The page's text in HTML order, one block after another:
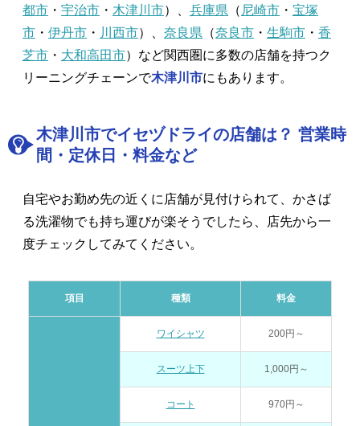
都市 ・ 宇治市 ・ 木津川市）、 兵庫県 （ 尼崎市 ・ 宝塚
市 ・ 伊丹市 ・ 川西市）、 奈良県 （奈良市 ・ 生駒市 ・ 香
芝市 ・ 大和高田市）など関西圏に多数の店舗を持つク
リーニングチェーンで木津川市にもあります。
木津川市でイセヅドライの店舗は？ 営業時
間・定休日・料金など
自宅やお勤め先の近くに店舗が見付けられて、かさば
る洗濯物でも持ち運びが楽そうでしたら、店先から一
度チェックしてみてください。
項目 種類 料金
ワイシャツ 200円～
スーツ上下 1,000円～
コート 970円～